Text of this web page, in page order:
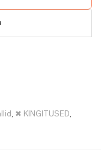
, ✖ KINGITUSED,